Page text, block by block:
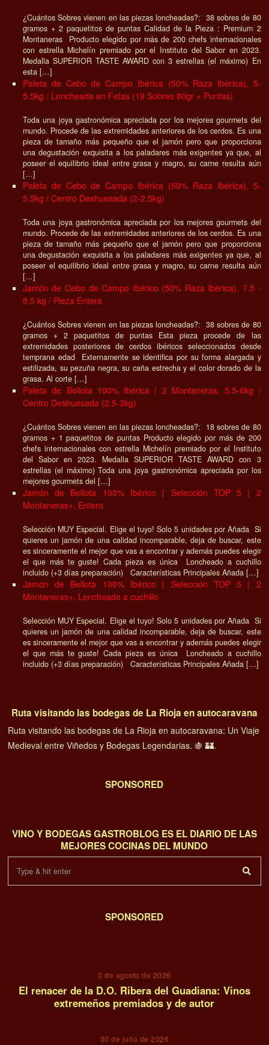
¿Cuántos Sobres vienen en las piezas loncheadas?: 38 sobres de 80
gramos + 2 paquetitos de puntas Calidad de la Pieza : Premium 2
Montaneras Producto elegido por más de 200 chefs internacionales
con estrella Michelín premiado por el Instituto del Sabor en 2023.
Medalla SUPERIOR TASTE AWARD con 3 estrellas (el máximo) En
esta […]
Paleta de Cebo de Campo Ibérica (50% Raza Ibérica), 5-
5.5kg / Loncheada en Fetas (19 Sobres 80gr + Puntas)
Toda una joya gastronómica apreciada por los mejores gourmets del
mundo. Procede de las extremidades anteriores de los cerdos. Es una
pieza de tamaño más pequeño que el jamón pero que proporciona
una degustación exquisita a los paladares más exigentes ya que, al
poseer el equilibrio ideal entre grasa y magro, su carne resulta aún
[…]
Paleta de Cebo de Campo Ibérica (50% Raza Ibérica), 5-
5.5kg / Centro Deshuesada (2-2.5kg)
Toda una joya gastronómica apreciada por los mejores gourmets del
mundo. Procede de las extremidades anteriores de los cerdos. Es una
pieza de tamaño más pequeño que el jamón pero que proporciona
una degustación exquisita a los paladares más exigentes ya que, al
poseer el equilibrio ideal entre grasa y magro, su carne resulta aún
[…]
Jamón de Cebo de Campo Ibérico (50% Raza Ibérica), 7.5 -
8.5 kg / Pieza Entera
¿Cuántos Sobres vienen en las piezas loncheadas?: 38 sobres de 80
gramos + 2 paquetitos de puntas Esta pieza procede de las
extremidades posteriores de cerdos ibéricos seleccionados desde
temprana edad Externamente se identifica por su forma alargada y
estilizada, su pezuña negra, su caña estrecha y el color dorado de la
grasa. Al corte […]
Paleta de Bellota 100% Ibérica | 2 Montaneras, 5.5-6kg /
Centro Deshuesada (2.5-3kg)
¿Cuántos Sobres vienen en las piezas loncheadas?: 18 sobres de 80
gramos + 1 paquetitos de puntas Producto elegido por más de 200
chefs internacionales con estrella Michelín premiado por el Instituto
del Sabor en 2023. Medalla SUPERIOR TASTE AWARD con 3
estrellas (el máximo) Toda una joya gastronómica apreciada por los
mejores gourmets del […]
Jamón de Bellota 100% Ibérico | Selección TOP 5 | 2
Montaneras+, Entero
Selección MUY Especial. Elige el tuyo! Solo 5 unidades por Añada Si
quieres un jamón de una calidad incomparable, deja de buscar, este
es sinceramente el mejor que vas a encontrar y además puedes elegir
el que más te guste! Cada pieza es única Loncheado a cuchillo
incluido (+3 días preparación) Características Principales Añada […]
Jamón de Bellota 100% Ibérico | Selección TOP 5 | 2
Montaneras+, Loncheado a cuchillo
Selección MUY Especial. Elige el tuyo! Solo 5 unidades por Añada Si
quieres un jamón de una calidad incomparable, deja de buscar, este
es sinceramente el mejor que vas a encontrar y además puedes elegir
el que más te guste! Cada pieza es única Loncheado a cuchillo
incluido (+3 días preparación) Características Principales Añada […]
Ruta visitando las bodegas de La Rioja en autocaravana
Ruta visitando las bodegas de La Rioja en autocaravana: Un Viaje
Medieval entre Viñedos y Bodegas Legendarias. 🍇 🏰.
SPONSORED
VINO Y BODEGAS GASTROBLOG ES EL DIARIO DE LAS
MEJORES COCINAS DEL MUNDO
SPONSORED
3 de agosto de 2026
El renacer de la D.O. Ribera del Guadiana: Vinos
extremeños premiados y de autor
30 de julio de 2026